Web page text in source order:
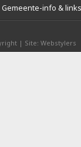
Gemeente-info & links
| Site: Webstylers